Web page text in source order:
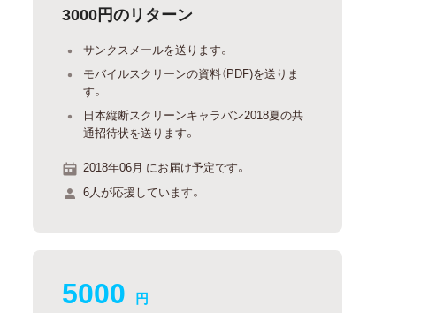
3000円のリターン
サンクスメールを送ります。
モバイルスクリーンの資料（PDF)を送りま
す。
日本縦断スクリーンキャラバン2018夏の共
通招待状を送ります。
2018年06月 にお届け予定です。
6人が応援しています。
5000 円